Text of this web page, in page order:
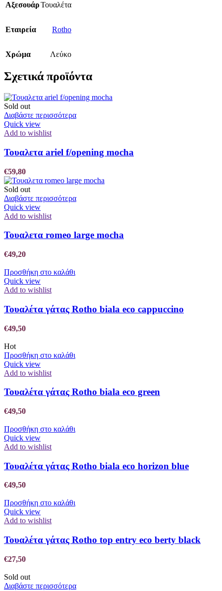
ΑξεσουάρΤουαλέτα
Εταιρεία Rotho
Χρώμα Λεύκο
Σχετικά προϊόντα
Sold out
Διαβάστε περισσότερα
Quick view
Add to wishlist
Τουαλετα ariel f/opening mocha
€59,80
Sold out
Διαβάστε περισσότερα
Quick view
Add to wishlist
Τουαλετα romeo large mocha
€49,20
Προσθήκη στο καλάθι
Quick view
Add to wishlist
Τουαλέτα γάτας Rotho biala eco cappuccino
€49,50
Hot
Προσθήκη στο καλάθι
Quick view
Add to wishlist
Τουαλέτα γάτας Rotho biala eco green
€49,50
Προσθήκη στο καλάθι
Quick view
Add to wishlist
Τουαλέτα γάτας Rotho biala eco horizon blue
€49,50
Προσθήκη στο καλάθι
Quick view
Add to wishlist
Τουαλέτα γάτας Rotho top entry eco berty black
€27,50
Sold out
Διαβάστε περισσότερα